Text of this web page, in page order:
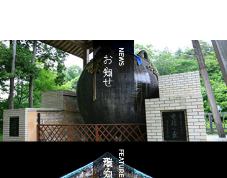
NEWS
お知らせ
FEATURE
瑞浪を知る